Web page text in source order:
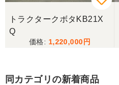
トラクタークボタKB21X
Q
1,220,000
同カテゴリの新着商品